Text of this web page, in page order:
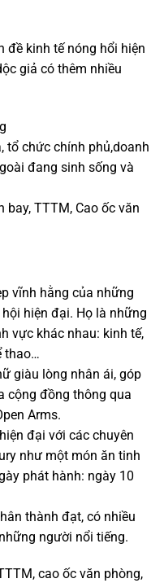
đề kinh tế nóng hổi hiện
giả có thêm nhiều
chức chính phủ,doanh
đang sinh sống và
bay, TTTM, Cao ốc văn
vĩnh hằng của những
hiện đại. Họ là những
vực khác nhau: kinh tế,
thao…
giàu lòng nhân ái, góp
cộng đồng thông qua
Arms.
đại với các chuyên
như một món ăn tinh
phát hành: ngày 10
thành đạt, có nhiều
người nổi tiếng.
cao ốc văn phòng,